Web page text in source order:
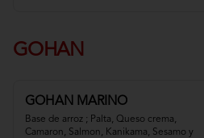
GOHAN
GOHAN MARINO
Base de arroz ; Palta, Queso crema,
Camaron, Salmon, Kanikama, Sesamo y